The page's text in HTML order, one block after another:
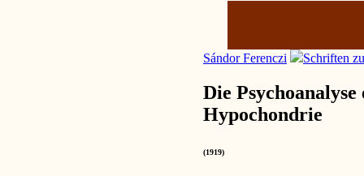
Sándor Ferenczi Schriften
Die
Hypochondrie
(1919)